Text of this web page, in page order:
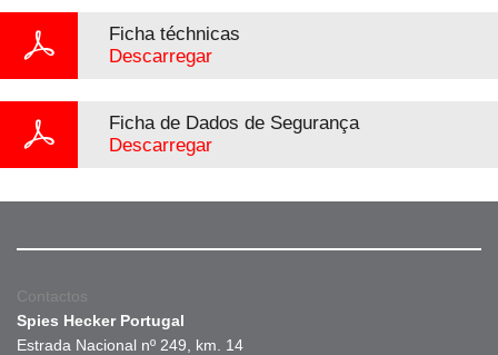
Ficha téchnicas
Descarregar
Ficha de Dados de Segurança
Descarregar
Contactos
Spies Hecker Portugal
Estrada Nacional nº 249, km. 14